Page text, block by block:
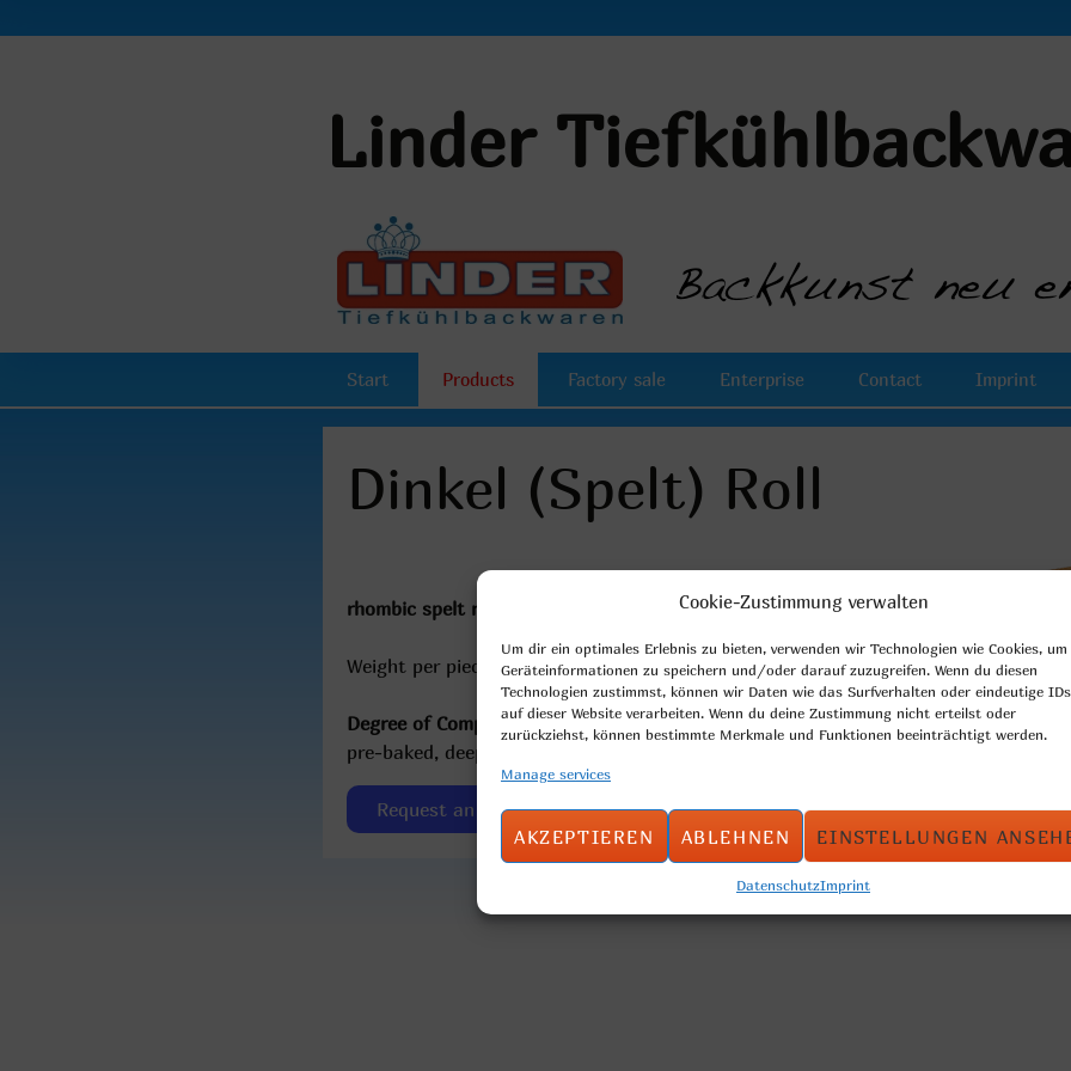
Cookie-Zustimmung verwalten
Um dir ein optimales Erlebnis zu bieten, verwenden wir Technologien wie Cookies, um
Geräteinformationen zu speichern und/oder darauf zuzugreifen. Wenn du diesen
Technologien zustimmst, können wir Daten wie das Surfverhalten oder eindeutige IDs
auf dieser Website verarbeiten. Wenn du deine Zustimmung nicht erteilst oder
zurückziehst, können bestimmte Merkmale und Funktionen beeinträchtigt werden.
Manage services
AKZEPTIEREN ABLEHNEN EINSTELLUNGEN
DatenschutzImprint
Linder
Start Products Factory sale Enterprise Contact Imprint
Dinkel (Spelt) Roll
rhombic spelt roll with oilseeds
Weight per piece: 80g
Degree of Completion:
pre-baked, deep-frozen
Request an offer